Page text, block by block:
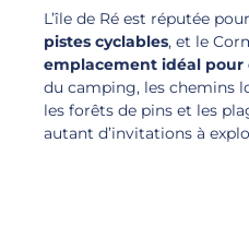
L’île de Ré est réputée
pistes cyclables, et le
emplacement idéal
du camping, les chemins
les forêts de pins et les
autant d’invitations à